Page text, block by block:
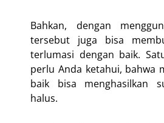
Bahkan, dengan
tersebut juga bisa
terlumasi dengan baik.
perlu Anda ketahui, bahwa
baik bisa menghasilkan
halus.